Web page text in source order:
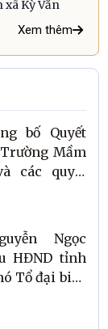
xã Kỳ Văn
Xem thêm
bố Quyết
Mầm
các quyết
Ngọc
HĐND tỉnh
Tổ đại biểu